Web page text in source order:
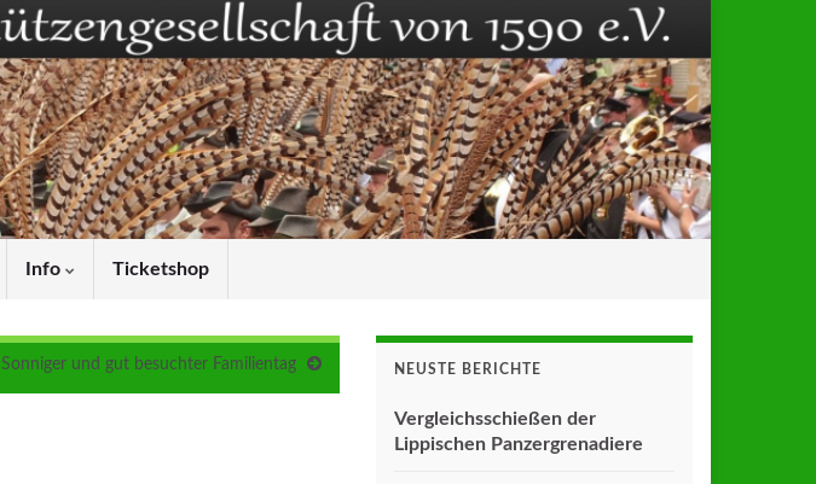
Info Ticketshop
Sonniger und gut besuchter Familientag NEUSTE BERICHTE
Vergleichsschießen der
Lippischen Panzergrenadiere